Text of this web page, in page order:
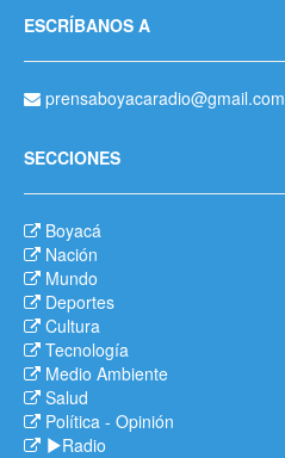
ESCRÍBANOS A
prensaboyacaradio@gmail.com
SECCIONES
Boyacá
Nación
Mundo
Deportes
Cultura
Tecnología
Medio Ambiente
Salud
Política - Opinión
Radio